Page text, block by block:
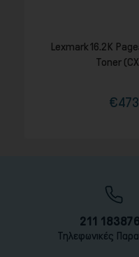
Lexmark 16.2K
Toner
211
Τηλεφωνικές